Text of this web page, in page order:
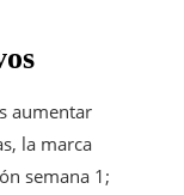
aumentar
la marca
semana 1;